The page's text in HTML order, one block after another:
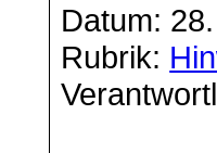
Datum:
Rubrik: